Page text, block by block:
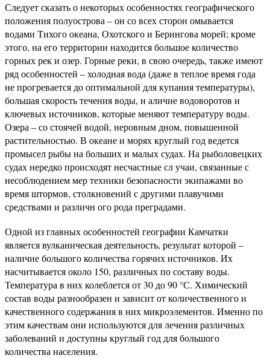
Следует сказать о некоторых особенностях географического
положения полуострова – он со всех сторон омывается
водами Тихого океана, Охотского и Берингова морей; кроме
этого, на его территории находится большое количество
горных рек и озер. Горные реки, в свою очередь, также имеют
ряд особенностей – холодная вода (даже в теплое время года
не прогревается до оптимальной для купания температуры),
большая скорость течения воды, н аличие водоворотов и
ключевых источников, которые меняют температуру воды.
Озера – со стоячей водой, неровным дном, повышенной
растительностью. В океане и морях круглый год ведется
промысел рыбы на больших и малых судах. На рыболовецких
судах нередко происходят несчастные сл учаи, связанные с
несоблюдением мер техники безопасности экипажами во
время штормов, столкновений с другими плавучими
средствами и различн ого рода преградами.
Одной из главных особенностей географии Камчатки
является вулканическая деятельность, результат которой –
наличие большого количества горячих источников. Их
насчитывается около 150, различных по составу воды.
Температура в них колеблется от 30 до 90 °С. Химический
состав воды разнообразен и зависит от количественного и
качественного содержания в них микроэлементов. Именно по
этим качествам они используются для лечения различных
заболеваний и доступны круглый год для большого
количества населения.